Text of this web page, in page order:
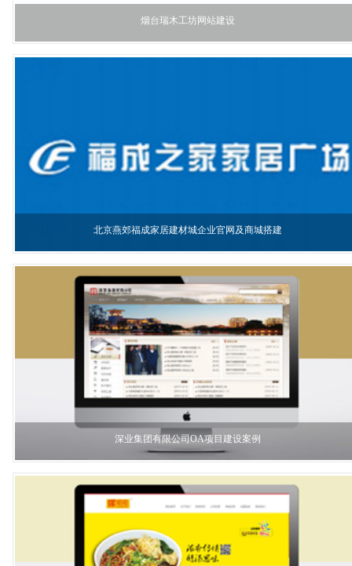
烟台瑞木工坊网站建设
北京燕郊福成家居建材城企业官网及商城搭建
深业集团有限公司OA项目建设案例